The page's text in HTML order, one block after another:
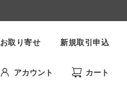
お取り寄せ 新規取引申込
アカウント カート